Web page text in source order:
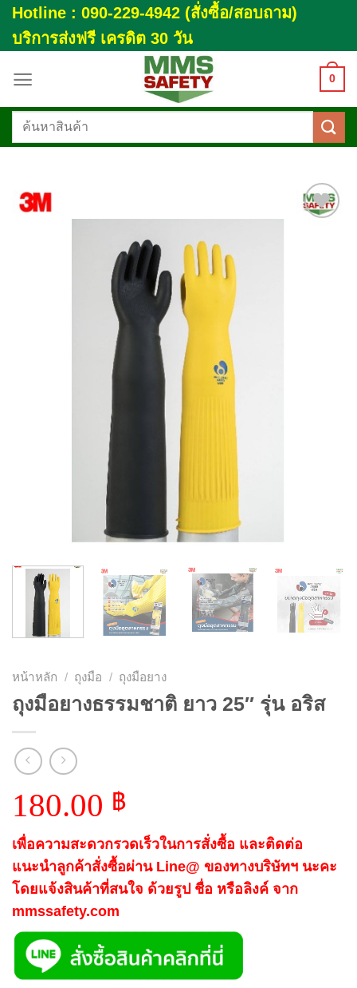
Skip
to
content
Hotline : 090-229-4942 (สั่งซื้อ/สอบถาม)
บริการส่งฟรี เครดิต 30 วัน
0
ค้นหา:
หน้าหลัก / ถุงมือ / ถุงมือยาง
ถุงมือยางธรรมชาติ ยาว 25″ รุ่น อริส
180.00 ฿
เพื่อความสะดวกรวดเร็วในการสั่งซื้อ และติดต่อ
แนะนำลูกค้าสั่งซื้อผ่าน Line@ ของทางบริษัทฯ นะคะ
โดยแจ้งสินค้าที่สนใจ ด้วยรูป ชื่อ หรือลิงค์ จาก
mmssafety.com